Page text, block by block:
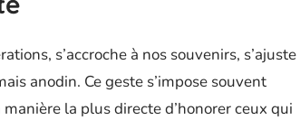
s’accroche à nos souvenirs, s’ajuste
anodin. Ce geste s’impose souvent
la plus directe d’honorer ceux qui